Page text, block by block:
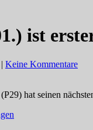
ist
| Keine Kommentare
hat seinen